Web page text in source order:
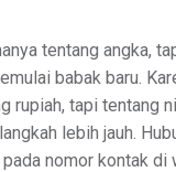
tentang angka,
babak baru.
rupiah, tapi tentang
lebih jauh.
nomor kontak di